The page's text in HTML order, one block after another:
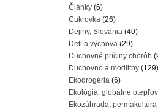
Články (6)
Cukrovka (26)
Dejiny, Slovania (40)
Deti a výchova (29)
Duchovné príčiny chorôb
Duchovno a modlitby (129)
Ekodrogéria (6)
Ekológia, globálne
Ekozáhrada, permakultúra